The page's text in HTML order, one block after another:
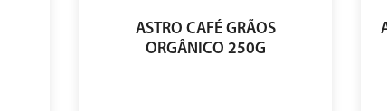
ASTRO CAFÉ GRÃOS
ORGÂNICO 250G